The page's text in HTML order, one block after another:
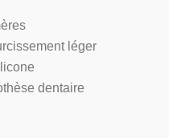
léger
dentaire